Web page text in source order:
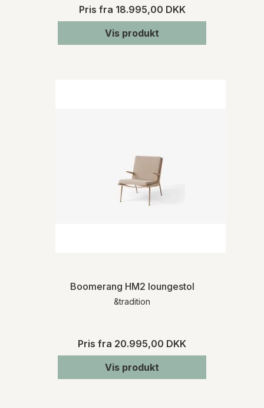
Pris fra 18.995,00 DKK
Vis produkt
Boomerang HM2 loungestol
&tradition
Pris fra 20.995,00 DKK
Vis produkt